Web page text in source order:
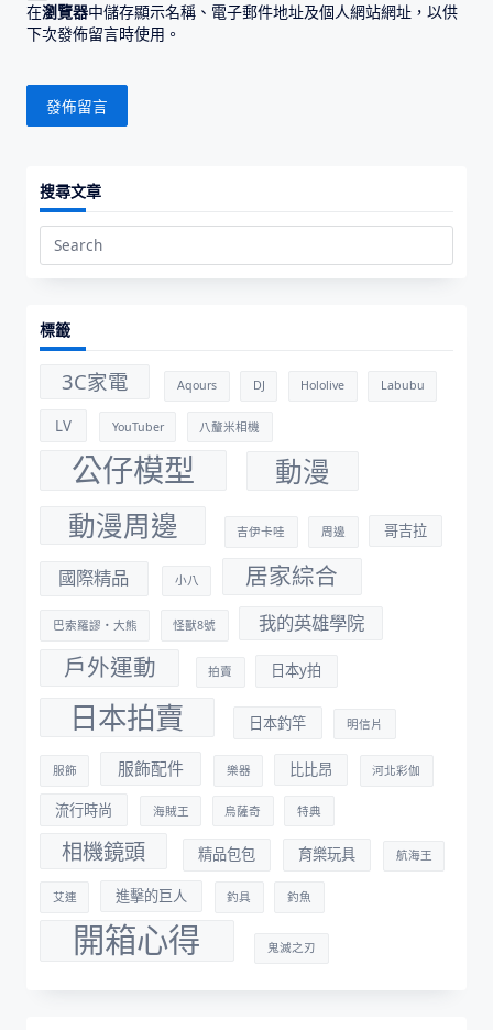
在瀏覽器中儲存顯示名稱、電子郵件地址及個人網站網址，以供
下次發佈留言時使用。
搜尋文章
Search
標籤
3C家電 Aqours DJ Hololive Labubu
LV YouTuber 八釐米相機
公仔模型
動漫
動漫周邊
吉伊卡哇 周邊 哥吉拉
國際精品 小八 居家綜合
巴索羅謬・大熊 怪獸8號 我的英雄學院
戶外運動 拍賣 日本y拍
日本拍賣 日本釣竿 明信片
服飾 服飾配件 樂器 比比昂 河北彩伽
流行時尚 海賊王 烏薩奇 特典
相機鏡頭 精品包包 育樂玩具 航海王
艾連 進擊的巨人 釣具 釣魚
開箱心得 鬼滅之刃